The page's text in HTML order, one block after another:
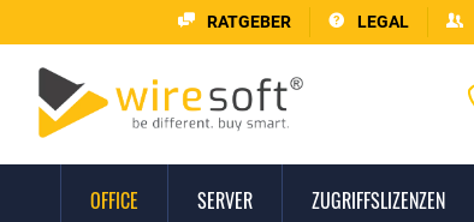
RATGEBER LEGAL
OFFICE SERVER ZUGRIFFSLIZENZEN